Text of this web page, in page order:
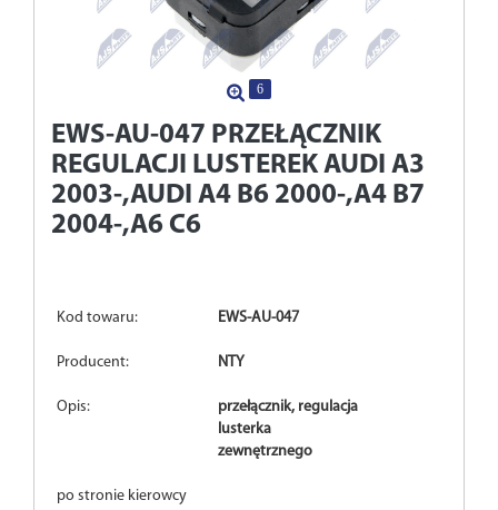
6
EWS-AU-047 PRZEŁĄCZNIK
REGULACJI LUSTEREK AUDI A3
2003-,AUDI A4 B6 2000-,A4 B7
2004-,A6 C6
Kod towaru: EWS-AU-047
Producent: NTY
Opis:
przełącznik, regulacja
lusterka
zewnętrznego
po stronie kierowcy